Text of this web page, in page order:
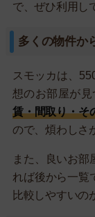
で、ぜひ利用し
多くの物件か
スモッカは、
想のお部屋が
賃・間取り・そ
ので、煩わしさ
また、良いお部
れば後から一覧
比較しやすいの